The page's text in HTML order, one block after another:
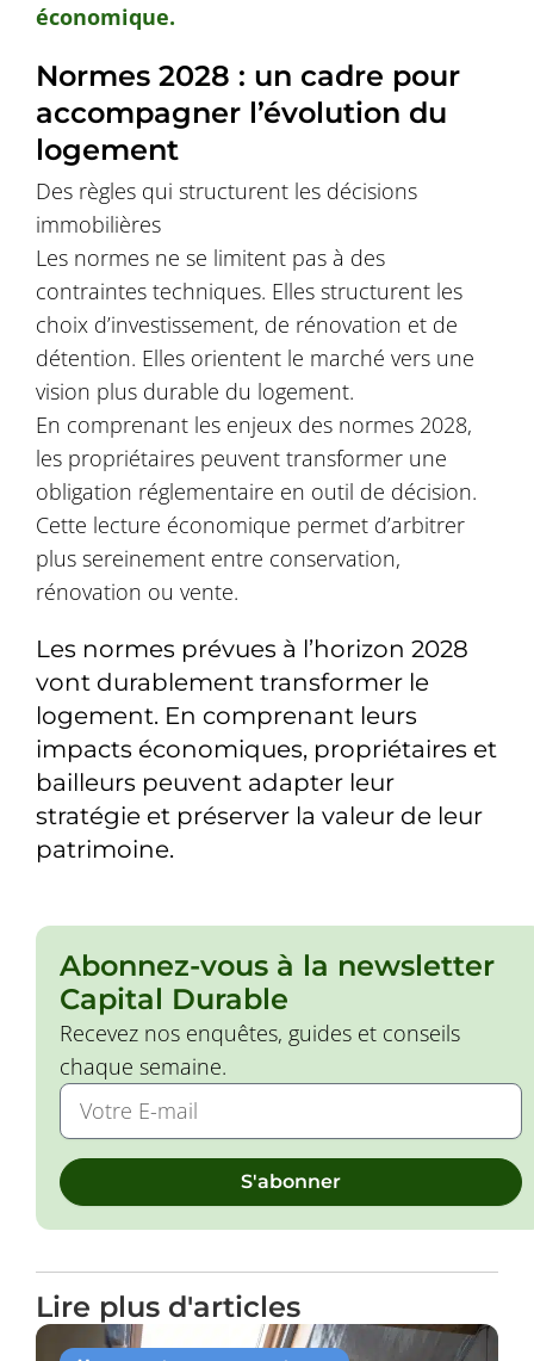
économique.
Normes 2028 : un cadre pour
accompagner l’évolution du
logement
Des règles qui structurent les décisions
immobilières
Les normes ne se limitent pas à des
contraintes techniques. Elles structurent les
choix d’investissement, de rénovation et de
détention. Elles orientent le marché vers une
vision plus durable du logement.
En comprenant les enjeux des normes 2028,
les propriétaires peuvent transformer une
obligation réglementaire en outil de décision.
Cette lecture économique permet d’arbitrer
plus sereinement entre conservation,
rénovation ou vente.
Les normes prévues à l’horizon 2028
vont durablement transformer le
logement. En comprenant leurs
impacts économiques, propriétaires et
bailleurs peuvent adapter leur
stratégie et préserver la valeur de leur
patrimoine.
Abonnez-vous à la newsletter
Capital Durable
Recevez nos enquêtes, guides et conseils
chaque semaine.
S'abonner
Lire plus d'articles